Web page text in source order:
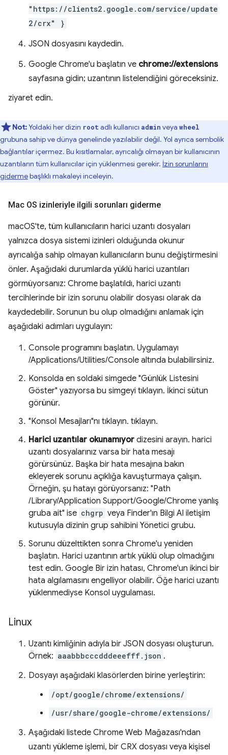
"https://clients2.google.com/service/update
2/crx" }
JSON dosyasını kaydedin.
Google Chrome'u başlatın ve chrome://extensions
sayfasına gidin; uzantının listelendiğini göreceksiniz.
ziyaret edin.
Not:Yoldaki her dizin root adlı kullanıcı admin veya wheel
grubuna sahip ve dünya genelinde yazılabilir değil. Yol ayrıca sembolik
bağlantılar içermez. Bu kısıtlamalar, ayrıcalığı olmayan bir kullanıcının
uzantıların tüm kullanıcılar için yüklenmesi gerekir. İzin sorunlarını
gidermebaşlıklı makaleyi inceleyin.
Mac OS izinleriyle ilgili sorunları giderme
macOS'te, tüm kullanıcıların harici uzantı dosyaları
yalnızca dosya sistemi izinleri olduğunda okunur
ayrıcalığa sahip olmayan kullanıcıların bunu değiştirmesini
önler. Aşağıdaki durumlarda yüklü harici uzantıları
görmüyorsanız: Chrome başlatıldı, harici uzantı
tercihlerinde bir izin sorunu olabilir dosyası olarak da
kaydedebilir. Sorunun bu olup olmadığını anlamak için
aşağıdaki adımları uygulayın:
Console programını başlatın. Uygulamayı
/Applications/Utilities/Console altında bulabilirsiniz.
Konsolda en soldaki simgede "Günlük Listesini
Göster" yazıyorsa bu simgeyi tıklayın. İkinci sütun
görünür.
"Konsol Mesajları"nı tıklayın. tıklayın.
Harici uzantılar okunamıyor dizesini arayın. harici
uzantı dosyalarınız varsa bir hata mesajı
görürsünüz. Başka bir hata mesajına bakın
ekleyerek sorunu açıklığa kavuşturmaya çalışın.
Örneğin, şu hatayı görüyorsanız: "Path
/Library/Application Support/Google/Chrome yanlış
gruba ait" ise chgrp veya Finder'ın Bilgi Al iletişim
kutusuyla dizinin grup sahibini Yönetici grubu.
Sorunu düzelttikten sonra Chrome'u yeniden
başlatın. Harici uzantının artık yüklü olup olmadığını
test edin. Google Bir izin hatası, Chrome'un ikinci bir
hata algılamasını engelliyor olabilir. Öğe harici uzantı
yüklenmediyse Konsol uygulaması.
Linux
Uzantı kimliğinin adıyla bir JSON dosyası oluşturun.
Örnek: aaabbbcccdddeeefff.json .
Dosyayı aşağıdaki klasörlerden birine yerleştirin:
/opt/google/chrome/extensions/
/usr/share/google-chrome/extensions/
Aşağıdaki listede Chrome Web Mağazası'ndan
uzantı yükleme işlemi, bir CRX dosyası veya kişisel